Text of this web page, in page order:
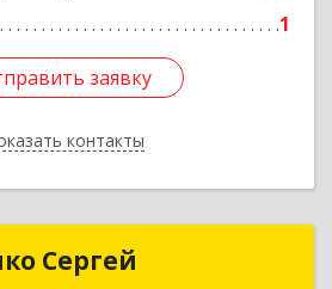
1
заявку
контакты
Подробнее
заявку
Назад
Сергей
Колиденко Сергей